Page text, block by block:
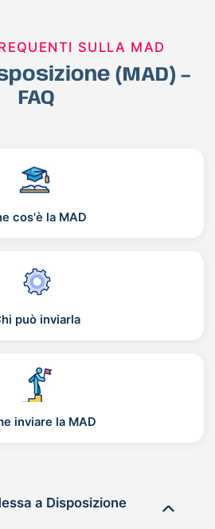
SULLA MAD
(MAD) –
FAQ
cos'è la MAD
può inviarla
inviare la MAD